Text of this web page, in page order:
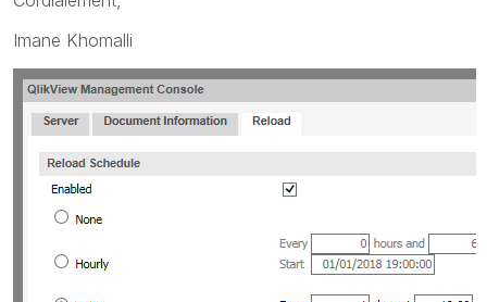
Imane Khomalli